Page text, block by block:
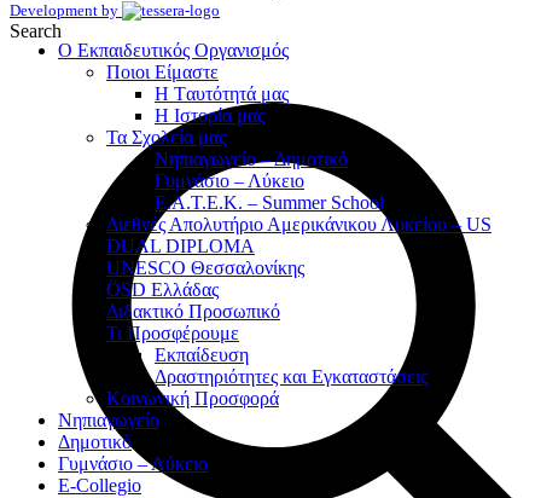
Development by
Search
Ο Εκπαιδευτικός Οργανισμός
Ποιοι Είμαστε
Η Tαυτότητά μας
Η Ιστορία μας
Τα Σχολεία μας
Νηπιαγωγείο – Δημοτικό
Γυμνάσιο – Λύκειο
Ε.Α.Τ.Ε.Κ. – Summer School
Διεθνές Απολυτήριο Αμερικάνικου Λυκείου – US
DUAL DIPLOMA
UNESCO Θεσσαλονίκης
ÖSD Ελλάδας
Διδακτικό Προσωπικό
Τι Προσφέρουμε
Eκπαίδευση
Δραστηριότητες και Εγκαταστάσεις
Κοινωνική Προσφορά
Νηπιαγωγείο
Δημοτικό
Γυμνάσιο – Λύκειο
E-Collegio